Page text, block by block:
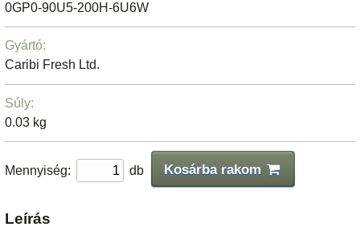
0GP0-90U5-200H-6U6W
Gyártó:
Caribi Fresh Ltd.
Súly:
0.03 kg
Mennyiség: db Kosárba rakom
Leírás